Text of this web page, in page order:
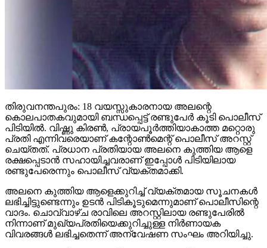
തിരുവനന്തപുരം: 18 വയസ്സുകാരനായ അലന്റെ
കൊലപാതകവുമായി ബന്ധപ്പെട്ട് രണ്ടുപേര്‍ കൂടി പൊലീസ്
പിടിയില്‍. വിഷ്ണു കിരണ്‍, പ്രായപൂര്‍ത്തിയാകാത്ത മറ്റൊരു
പ്രതി എന്നിവരെയാണ് കന്റോണ്‍മെന്റ് പൊലീസ് അറസ്റ്റ്
ചെയ്തത്. പ്രധാന പ്രതിയായ അലനെ കുത്തിയ ആളെ
രക്ഷപ്പെടാന്‍ സഹായിച്ചവരാണ് ഇപ്പോള്‍ പിടിയിലായ
രണ്ടുപേരെന്നും പൊലീസ് വ്യക്തമാക്കി.
അലനെ കുത്തിയ ആളെക്കുറിച്ച് വ്യക്തമായ സൂചനകള്‍
ലഭിച്ചിട്ടുണ്ടെന്നും ഉടന്‍ പിടികൂടുമെന്നുമാണ് പൊലീസിന്റെ
വാദം. ചൊവ്വാഴ്ച രാവിലെ അറസ്റ്റിലായ രണ്ടുപേരില്‍
നിന്നാണ് മുഖ്യപ്രതിയെക്കുറിച്ചുള്ള നിര്‍ണായക
വിവരങ്ങള്‍ ലഭിച്ചതെന്ന് അന്വേഷണ സംഘം അറിയിച്ചു.